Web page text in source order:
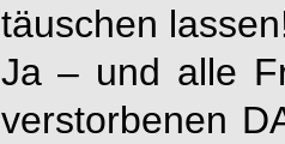
täuschen
Ja – und alle
verstorbenen